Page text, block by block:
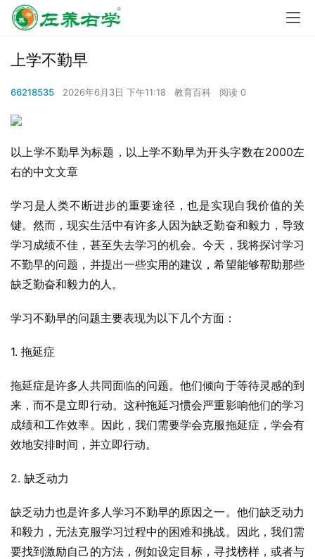
上学不勤早
66218535 2026年6月3日 下午11:18 教育百科 阅读 0
以上学不勤早为标题，以上学不勤早为开头字数在2000左
右的中文文章
学习是人类不断进步的重要途径，也是实现自我价值的关
键。然而，现实生活中有许多人因为缺乏勤奋和毅力，导致
学习成绩不佳，甚至失去学习的机会。今天，我将探讨学习
不勤早的问题，并提出一些实用的建议，希望能够帮助那些
缺乏勤奋和毅力的人。
学习不勤早的问题主要表现为以下几个方面：
1. 拖延症
拖延症是许多人共同面临的问题。他们倾向于等待灵感的到
来，而不是立即行动。这种拖延习惯会严重影响他们的学习
成绩和工作效率。因此，我们需要学会克服拖延症，学会有
效地安排时间，并立即行动。
2. 缺乏动力
缺乏动力也是许多人学习不勤早的原因之一。他们缺乏动力
和毅力，无法克服学习过程中的困难和挑战。因此，我们需
要找到激励自己的方法，例如设定目标，寻找榜样，或者与